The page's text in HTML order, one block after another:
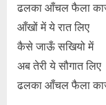
ढलका आँचल फैला
आँखों में ये रात लिए
कैसे जाऊँ सखियो में
अब तेरी ये सौगात लिए
ढलका आँचल फैला